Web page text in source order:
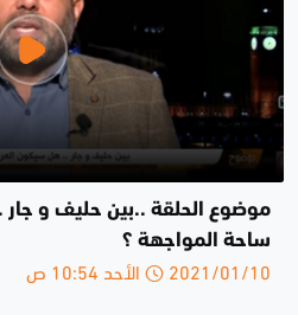
موضوع الحلقة ..بين حليف و
ساحة المواجهة ؟
2021/01/10 الأحد 10:54 ص